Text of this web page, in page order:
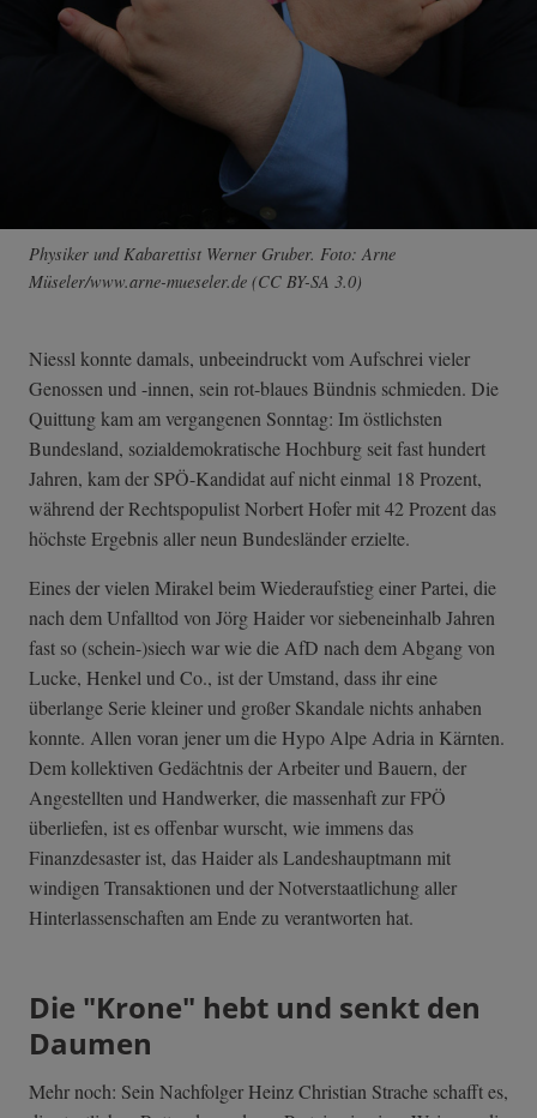
Physiker und Kabarettist Werner Gruber. Foto: Arne
Müseler/www.arne-mueseler.de (CC BY-SA 3.0)
Niessl konnte damals, unbeeindruckt vom Aufschrei vieler
Genossen und -innen, sein rot-blaues Bündnis schmieden. Die
Quittung kam am vergangenen Sonntag: Im östlichsten
Bundesland, sozialdemokratische Hochburg seit fast hundert
Jahren, kam der SPÖ-Kandidat auf nicht einmal 18 Prozent,
während der Rechtspopulist Norbert Hofer mit 42 Prozent das
höchste Ergebnis aller neun Bundesländer erzielte.
Eines der vielen Mirakel beim Wiederaufstieg einer Partei, die
nach dem Unfalltod von Jörg Haider vor siebeneinhalb Jahren
fast so (schein-)siech war wie die AfD nach dem Abgang von
Lucke, Henkel und Co., ist der Umstand, dass ihr eine
überlange Serie kleiner und großer Skandale nichts anhaben
konnte. Allen voran jener um die Hypo Alpe Adria in Kärnten.
Dem kollektiven Gedächtnis der Arbeiter und Bauern, der
Angestellten und Handwerker, die massenhaft zur FPÖ
überliefen, ist es offenbar wurscht, wie immens das
Finanzdesaster ist, das Haider als Landeshauptmann mit
windigen Transaktionen und der Notverstaatlichung aller
Hinterlassenschaften am Ende zu verantworten hat.
Die "Krone" hebt und senkt den
Daumen
Mehr noch: Sein Nachfolger Heinz Christian Strache schafft es,